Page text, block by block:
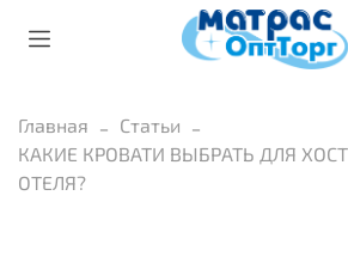
Главная
Статьи
КАКИЕ КРОВАТИ ВЫБРАТЬ ДЛЯ
ОТЕЛЯ?